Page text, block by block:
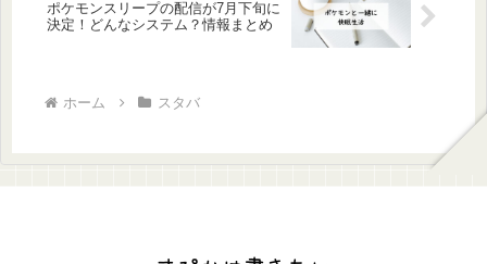
ポケモンスリープの配信が7月下旬に
決定！どんなシステム？情報まとめ
ホーム スタバ